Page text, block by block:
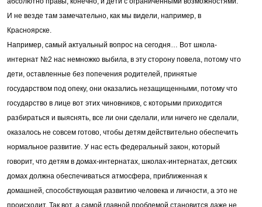
И не везде там замечательно, как мы видели, например, в
Красноярске.
Например, самый актуальный вопрос на сегодня… Вот школа-
интернат №2 нас немножко выбила, в эту сторону повела, потому что
дети, оставленные без попечения родителей, принятые
государством под опеку, они оказались незащищенными, потому что
государство в лице вот этих чиновников, с которыми приходится
разбираться и выяснять, все ли они сделали, или ничего не сделали,
оказалось не совсем готово, чтобы детям действительно обеспечить
нормальное развитие. У нас есть федеральный закон, который
говорит, что детям в домах-интернатах, школах-интернатах, детских
домах должна обеспечиваться атмосфера, приближенная к
домашней, способствующая развитию человека и личности, а это не